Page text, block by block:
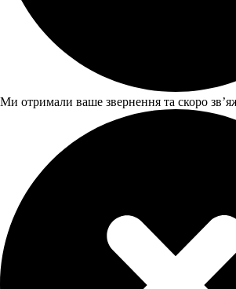
Ми отримали ваше звернення та скоро